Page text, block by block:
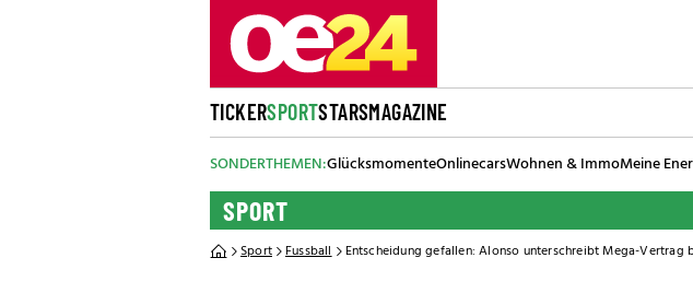
TICKERSPORTSTARSMAGAZINE
SONDERTHEMEN:GlücksmomenteOnlinecarsWohnen & ImmoMeine
SPORT
Sport Fussball Entscheidung gefallen: Alonso unterschreibt Mega-Vertrag